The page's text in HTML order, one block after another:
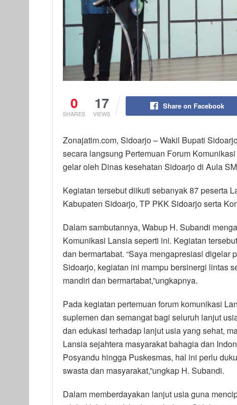
0
SHARES
17
VIEWS
Share on Facebook
Zonajatim.com, Sidoarjo – Wakil Bupati
secara langsung Pertemuan Forum
gelar oleh Dinas kesehatan Sidoarjo di Aula
Kegiatan tersebut diikuti sebanyak 87 peserta
Kabupaten Sidoarjo, TP PKK Sidoarjo serta
Dalam sambutannya, Wabup H. Subandi
Komunikasi Lansia seperti ini. Kegiatan
dan bermartabat. “Saya mengapresiasi
Sidoarjo, kegiatan ini mampu bersinergi lintas
mandiri dan bermartabat,”ungkapnya.
Pada kegiatan pertemuan forum komunikasi
suplemen dan semangat bagi seluruh lanjut
dan edukasi terhadap lanjut usia yang sehat,
Lansia sejahtera masyarakat bahagia dan
Posyandu hingga Puskesmas, hal ini perlu
swasta dan masyarakat,”ungkap H. Subandi.
Dalam memberdayakan lanjut usia guna